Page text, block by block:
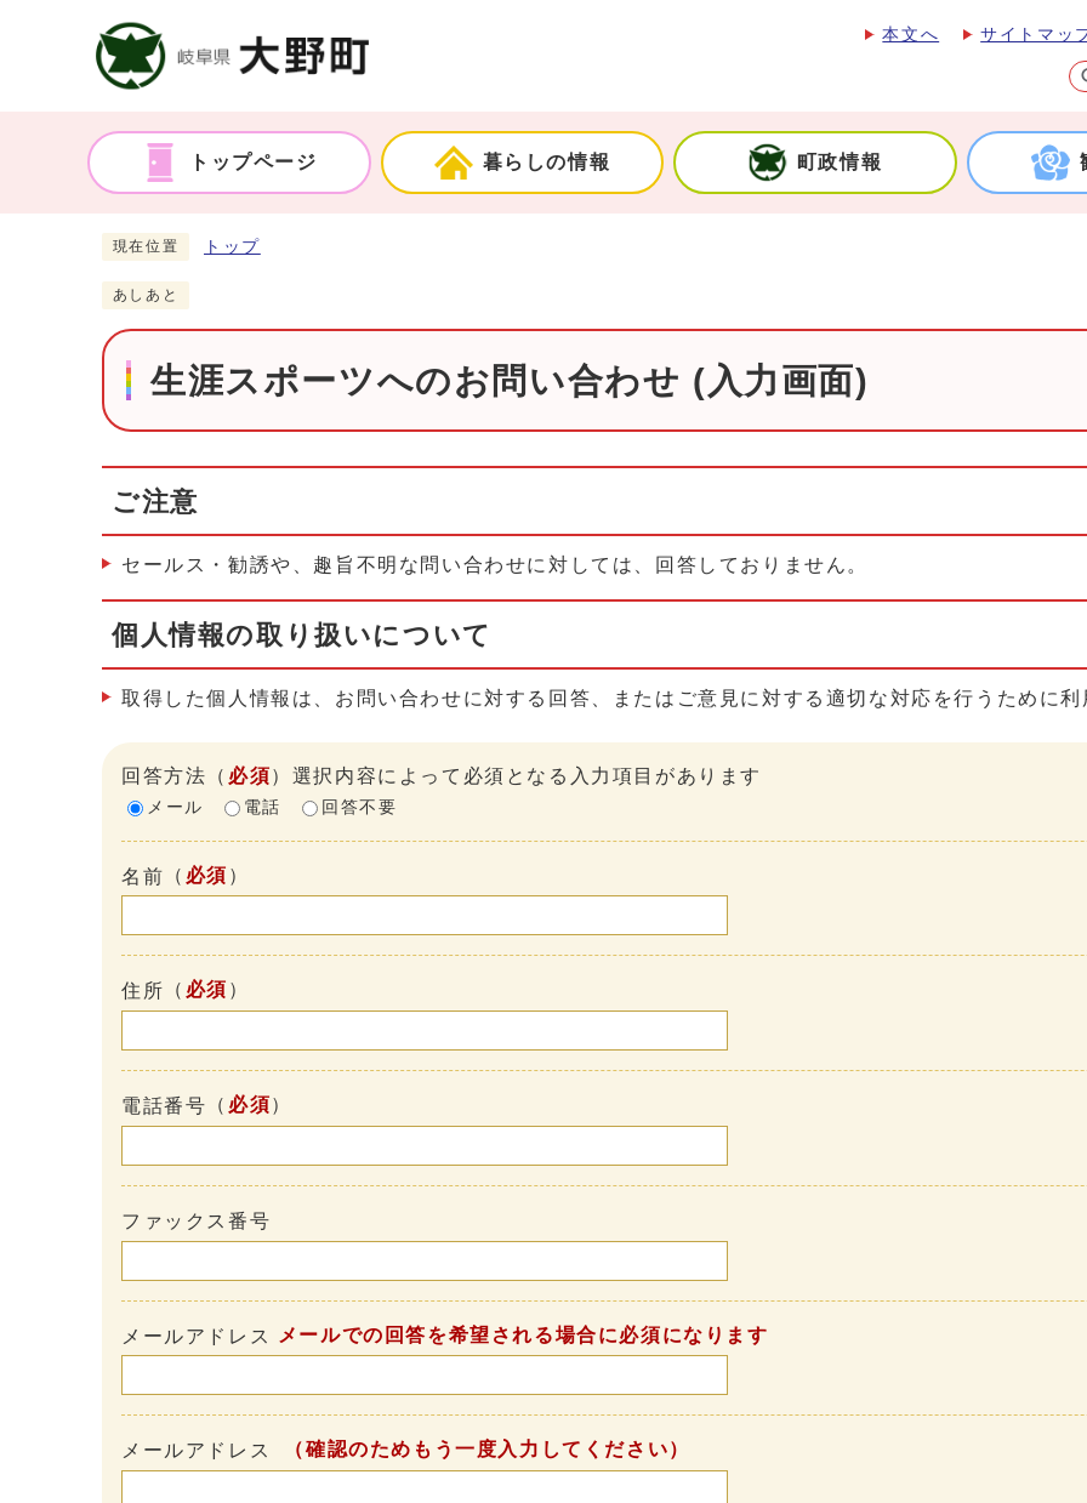
本文へ サイトマッ
トップページ 暮らしの情報 町政情報
現在位置 トップ
あしあと
生涯スポーツへのお問い合わせ (入力画面)
ご注意
セールス・勧誘や、趣旨不明な問い合わせに対しては、回答しておりません。
個人情報の取り扱いについて
取得した個人情報は、お問い合わせに対する回答、またはご意見に対する適切な対応を行うために
回答方法 （ 必須）選択内容によって必須となる入力項目があります
メール 電話 回答不要
名前 （ 必須 ）
住所 （ 必須 ）
電話番号 （ 必須）
ファックス番号
メールアドレス メールでの回答を希望される場合に必須になります
メールアドレス （確認のためもう一度入力してください）